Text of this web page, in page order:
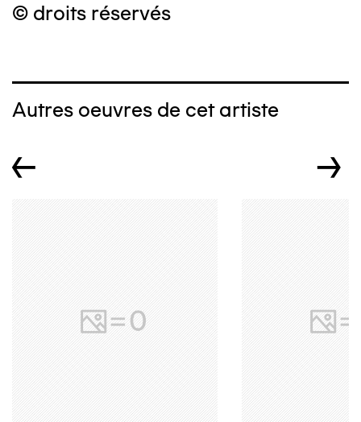
© droits réservés
Autres oeuvres de cet artiste
← →